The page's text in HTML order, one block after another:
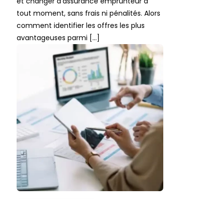
tout moment, sans frais ni pénalités. Alors
comment identifier les offres les plus
avantageuses parmi […]